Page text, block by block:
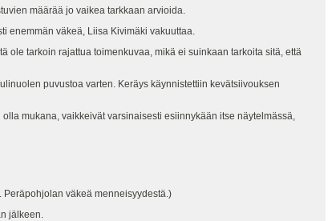
määrää jo vaikea tarkkaan arvioida.
enemmän väkeä, Liisa Kivimäki vakuuttaa.
ole tarkoin rajattua toimenkuvaa, mikä ei suinkaan tarkoita sitä, että
puvustoa varten. Keräys käynnistettiin kevätsiivouksen
mukana, vaikkeivät varsinaisesti esiinnykään itse näytelmässä,
väkeä menneisyydestä.)
jälkeen.